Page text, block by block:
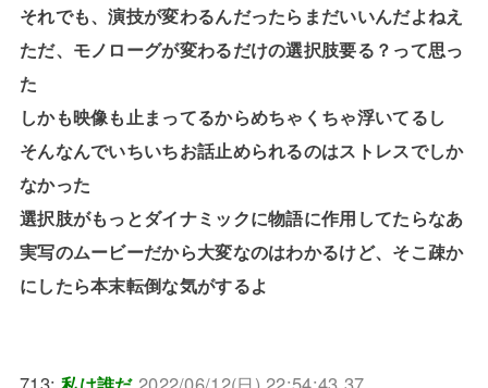
それでも、演技が変わるんだったらまだいいんだよねえ
ただ、モノローグが変わるだけの選択肢要る？って思っ
た
しかも映像も止まってるからめちゃくちゃ浮いてるし
そんなんでいちいちお話止められるのはストレスでしか
なかった
選択肢がもっとダイナミックに物語に作用してたらなあ
実写のムービーだから大変なのはわかるけど、そこ疎か
にしたら本末転倒な気がするよ